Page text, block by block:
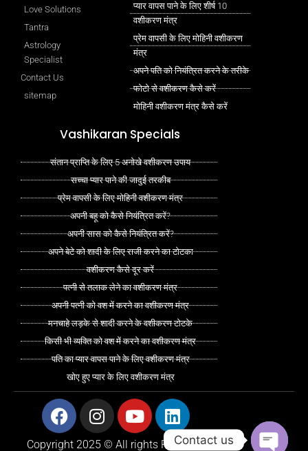
Love Solutions
Tantra
Astrology
Specialist
Contact Us
sitemap
प्यार वापस पाने के लिए शीर्ष 10
वशीकरण मंत्र
प्रेम वापसी के लिए मोहिनी वशीकरण
मंत्र
अपने पति को नियंत्रित करने के तरीके
फोटो से वशीकरण कैसे करें
मोहिनी वशीकरण मंत्र कैसे करें
Vashikaran Specials
संतान प्राप्ति के लिए 5 अनोखे वशीकरण उपाय
सच्चा प्यार पाने की जादुई तरकीब
प्रेम वापसी के लिए मोहिनी वशीकरण मंत्र
अपनी बहू को कैसे नियंत्रित करें?
अपनी सास को कैसे नियंत्रित करें?
अपने बेटे को शादी के लिए राजी करने का टोटका
वशीकरण कैसे दूर करें
पत्नी से तलाक लेने का वशीकरण मंत्र
अपनी पत्नी को वश में करने का वशीकरण मंत्र
मनचाहे लड़के से शादी करने के वशीकरण टोटके
किसी भी व्यक्ति को वश में करने का वशीकरण मंत्र
पति का प्यार वापस पाने के लिए वशीकरण मंत्र
खोए हुए प्यार के लिए वशीकरण मंत्र
Facebook
Instagram
YoutubeLinkedin
Copyright 2025 © All rights Reserved.
Contact us